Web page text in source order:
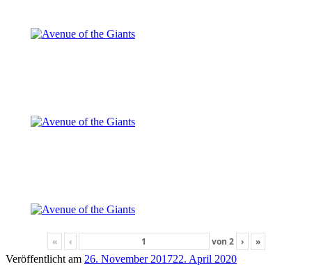
« ‹ von 2 ›
»
Veröffentlicht am 26. November 201722. April 2020